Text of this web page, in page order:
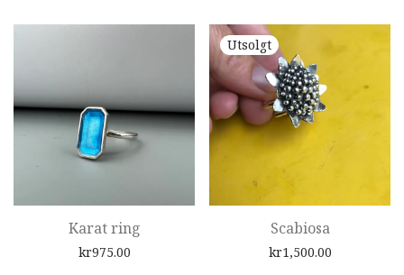
Karat ring
kr975.00
Scabiosa
kr1,500.00